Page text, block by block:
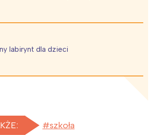
labirynt dla dzieci
szkoła